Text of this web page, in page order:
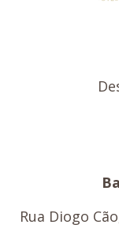
Rua Diogo